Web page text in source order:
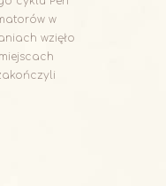
w
wzięło